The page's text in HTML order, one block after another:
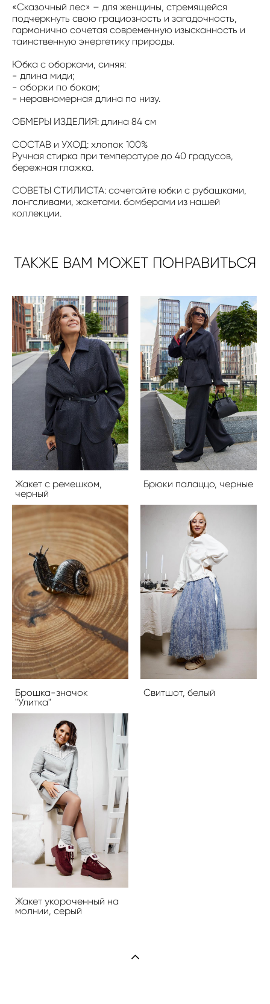
«Сказочный лес» – для женщины, стремящейся
подчеркнуть свою грациозность и загадочность,
гармонично сочетая современную изысканность и
таинственную энергетику природы.
Юбка с оборками, синяя:
- длина миди;
- оборки по бокам;
- неравномерная длина по низу.
ОБМЕРЫ ИЗДЕЛИЯ: длина 84 см
СОСТАВ и УХОД: хлопок 100%
Ручная стирка при температуре до 40 градусов,
бережная глажка.
СОВЕТЫ СТИЛИСТА: сочетайте юбки с рубашками,
лонгсливами, жакетами. бомберами из нашей
коллекции.
ТАКЖЕ ВАМ МОЖЕТ ПОНРАВИТЬСЯ
Жакет с ремешком,
черный
Брюки палаццо, черные
Брошка-значок
"Улитка"
Свитшот, белый
Жакет укороченный на
молнии, серый